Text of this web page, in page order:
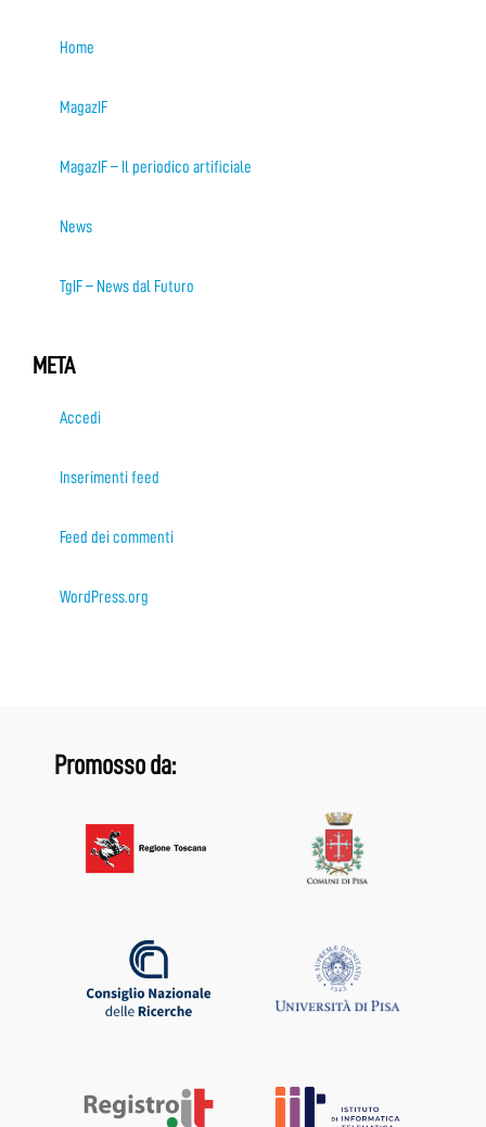
Home
MagazIF
MagazIF – Il periodico artificiale
News
TgIF – News dal Futuro
META
Accedi
Inserimenti feed
Feed dei commenti
WordPress.org
Promosso da: